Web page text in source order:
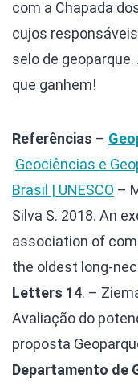
com a Chapada
cujos
selo de
que ganhem!
Referências –
Geociências e
Brasil | UNESCO –
Silva S. 2018. An
association of
the oldest long-
Letters 14. –
Avaliação do
proposta
Departamento de